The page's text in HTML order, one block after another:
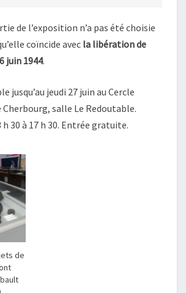
de l’exposition n’a pas été choisie
coïncide avec la libération de
juin 1944.
jusqu’au jeudi 27 juin au Cercle
Cherbourg, salle Le Redoutable.
30 à 17 h 30. Entrée gratuite.
de